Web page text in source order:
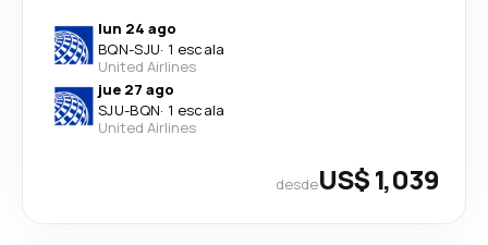
lun 24 ago
BQN-SJU· 1 escala
United Airlines
jue 27 ago
SJU-BQN· 1 escala
United Airlines
desdeUS$ 1,039